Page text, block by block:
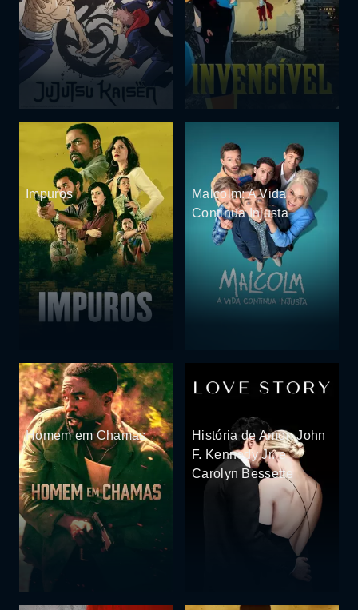
Impuros
Malcolm: A Vida
Continua Injusta
Homem em Chamas
História de Amor: John
F. Kennedy Jr. e
Carolyn Bessette